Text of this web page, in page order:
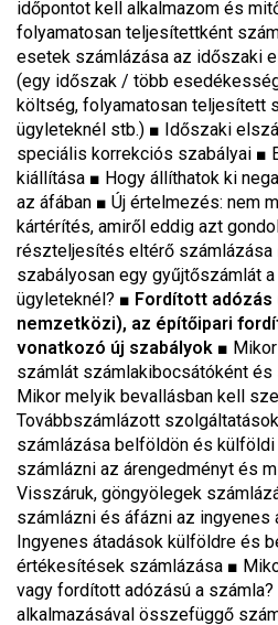
időpontot kell alkalmazom és
folyamatosan teljesítettként
esetek számlázása az időszaki
(egy időszak / több
költség, folyamatosan teljesített
ügyleteknél stb.) ■ Időszaki
speciális korrekciós szabályai ■
kiállítása ■ Hogy állíthatok ki
az áfában ■ Új értelmezés: nem
kártérítés, amiről eddig azt
részteljesítés eltérő számlázása
szabályosan egy gyűjtőszámlát
ügyleteknél? ■ Fordított adózás
nemzetközi), az építőipari
vonatkozó új szabályok ■
számlát számlakibocsátóként
Mikor melyik bevallásban kell
Továbbszámlázott
számlázása belföldön és
számlázni az árengedményt és
Visszáruk, göngyölegek
számlázni és áfázni az ingyenes
Ingyenes átadások külföldre és
értékesítések számlázása ■
vagy fordított adózású a
alkalmazásával összefüggő